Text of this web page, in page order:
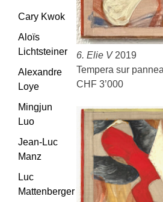
6. Elie V 2019
Tempera sur
CHF 3’000
Cary Kwok
Aloïs
Lichtsteiner
Alexandre
Loye
Mingjun
Luo
Jean-Luc
Manz
Luc
Mattenberger